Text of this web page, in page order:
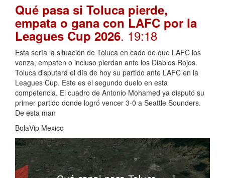
Qué pasa si Toluca pierde,
empata o gana con LAFC por la
Leagues Cup 2026. 19:18
Esta sería la situación de Toluca en cado de que LAFC los
venza, empaten o incluso pierdan ante los Diablos Rojos.
Toluca disputará el día de hoy su partido ante LAFC en la
Leagues Cup. Este es el segundo duelo en esta
competencia. El cuadro de Antonio Mohamed ya disputó su
primer partido donde logró vencer 3-0 a Seattle Sounders.
De esta man
BolaVip Mexico